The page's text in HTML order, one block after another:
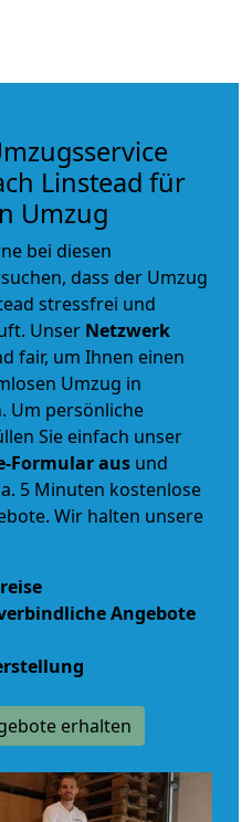
Linstead für
Umzug
bei diesen
dass der Umzug
stressfrei und
Unser Netzwerk
fair, um Ihnen einen
Umzug in
Um persönliche
Sie einfach unser
Formular aus und
5 Minuten kostenlose
Wir halten unsere
Angebote
erhalten